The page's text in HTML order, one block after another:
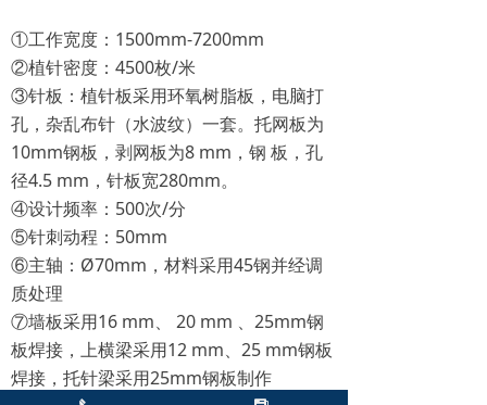
①工作宽度：1500mm-7200mm
②植针密度：4500枚/米
③针板：植针板采用环氧树脂板，电脑打
孔，杂乱布针（水波纹）一套。托网板为
10mm钢板，剥网板为8 mm，钢 板，孔
径4.5 mm，针板宽280mm。
④设计频率：500次/分
⑤针刺动程：50mm
⑥主轴：Ø70mm，材料采用45钢并经调
质处理
⑦墙板采用16 mm、 20 mm 、25mm钢
板焊接，上横梁采用12 mm、25 mm钢板
焊接，托针梁采用25mm钢板制作